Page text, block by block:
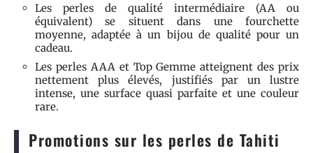
Les perles de qualité intermédiaire (AA ou
équivalent) se situent dans une fourchette
moyenne, adaptée à un bijou de qualité pour un
cadeau.
Les perles AAA et Top Gemme atteignent des prix
nettement plus élevés, justifiés par un lustre
intense, une surface quasi parfaite et une couleur
rare.
Promotions sur les perles de Tahiti